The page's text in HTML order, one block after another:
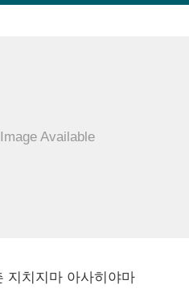
Available
지치지마 아사히야마